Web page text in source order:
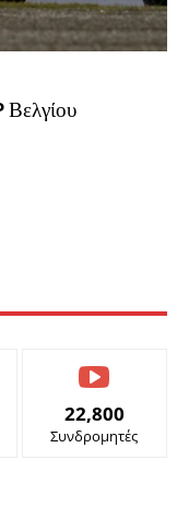
Βελγίου
22,800
Συνδρομητές